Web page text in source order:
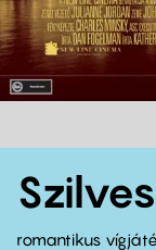
romantikus